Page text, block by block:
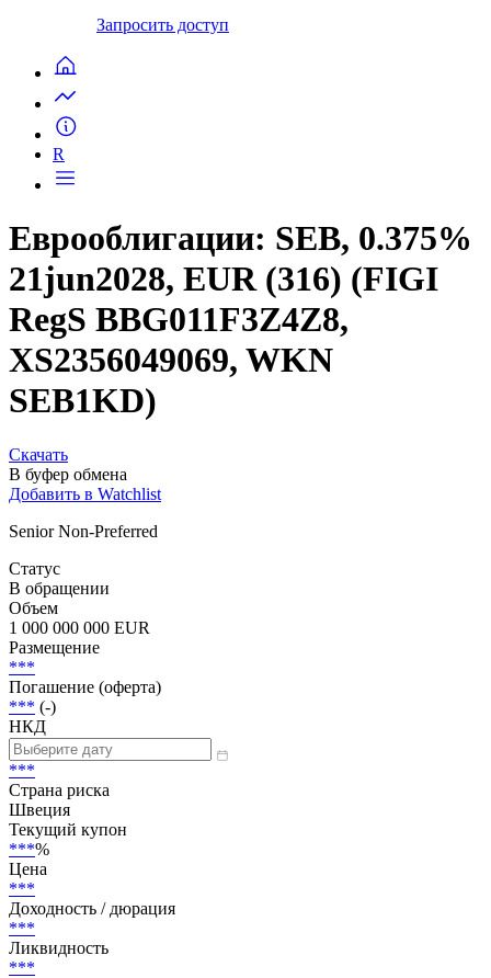
Запросить доступ
R
Еврооблигации: SEB, 0.375%
21jun2028, EUR (316) (FIGI
RegS BBG011F3Z4Z8,
XS2356049069, WKN
SEB1KD)
Скачать
В буфер обмена
Добавить в Watchlist
Senior Non-Preferred
Статус
В обращении
Объем
1 000 000 000 EUR
Размещение
***
Погашение (оферта)
*** (-)
НКД
***
Страна риска
Швеция
Текущий купон
***%
Цена
***
Доходность / дюрация
***
Ликвидность
***